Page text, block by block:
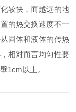
较快，而越远的地
的热交换速度不一
固体和液体的传热
相对而言均匀性要
1cm以上。